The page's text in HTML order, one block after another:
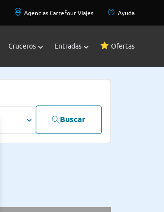
Agencias Carrefour Viajes Ayuda
Cruceros Entradas Ofertas
Buscar